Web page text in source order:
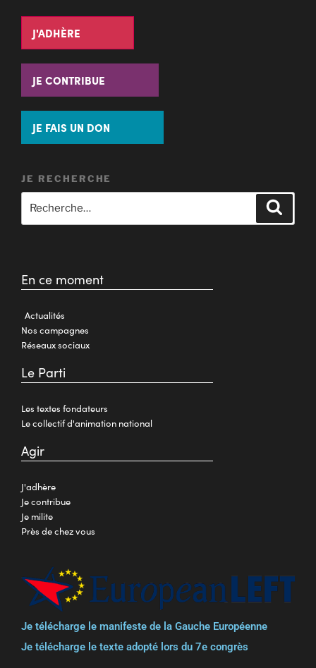
J'ADHÈRE
JE CONTRIBUE
JE FAIS UN DON
JE RECHERCHE
En ce moment
Actualités
Nos campagnes
Réseaux sociaux
Le Parti
Les textes fondateurs
Le collectif d'animation national
Agir
J'adhère
Je contribue
Je milite
Près de chez vous
Je télécharge le manifeste de la Gauche Européenne
Je télécharge le texte adopté lors du 7e congrès